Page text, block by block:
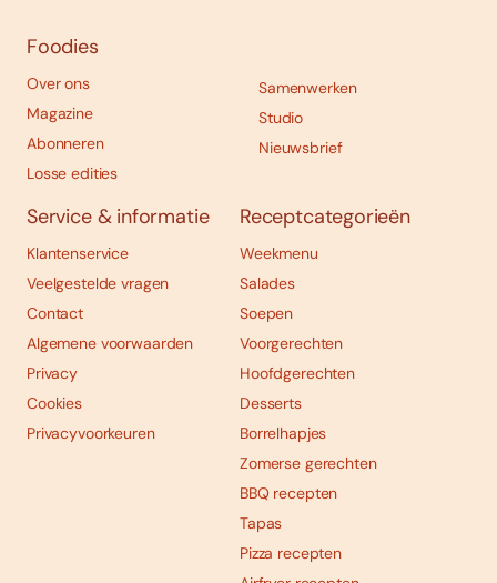
Foodies
Over ons
Magazine
Abonneren
Losse edities
Samenwerken
Studio
Nieuwsbrief
Service & informatie
Klantenservice
Veelgestelde vragen
Contact
Algemene voorwaarden
Privacy
Cookies
Privacyvoorkeuren
Receptcategorieën
Weekmenu
Salades
Soepen
Voorgerechten
Hoofdgerechten
Desserts
Borrelhapjes
Zomerse gerechten
BBQ recepten
Tapas
Pizza recepten